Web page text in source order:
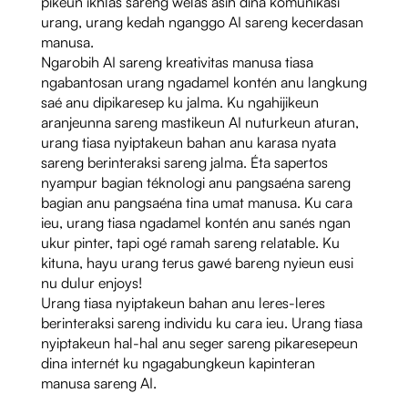
urang, urang kedah nganggo AI sareng kecerdasan
manusa.
Ngarobih AI sareng kreativitas manusa tiasa
ngabantosan urang ngadamel kontén anu langkung
saé anu dipikaresep ku jalma. Ku ngahijikeun
aranjeunna sareng mastikeun AI nuturkeun aturan,
urang tiasa nyiptakeun bahan anu karasa nyata
sareng berinteraksi sareng jalma. Éta sapertos
nyampur bagian téknologi anu pangsaéna sareng
bagian anu pangsaéna tina umat manusa. Ku cara
ieu, urang tiasa ngadamel kontén anu sanés ngan
ukur pinter, tapi ogé ramah sareng relatable. Ku
kituna, hayu urang terus gawé bareng nyieun eusi
nu dulur enjoys!
Urang tiasa nyiptakeun bahan anu leres-leres
berinteraksi sareng individu ku cara ieu. Urang tiasa
nyiptakeun hal-hal anu seger sareng pikaresepeun
dina internét ku ngagabungkeun kapinteran
manusa sareng AI.